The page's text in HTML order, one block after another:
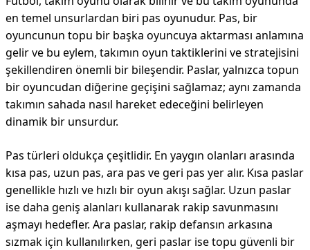
en temel unsurlardan biri pas oyunudur. Pas, bir
oyuncunun topu bir başka oyuncuya aktarması anlamına
gelir ve bu eylem, takımın oyun taktiklerini ve stratejisini
şekillendiren önemli bir bileşendir. Paslar, yalnızca topun
bir oyuncudan diğerine geçişini sağlamaz; aynı zamanda
takımın sahada nasıl hareket edeceğini belirleyen
dinamik bir unsurdur.
Pas türleri oldukça çeşitlidir. En yaygın olanları arasında
kısa pas, uzun pas, ara pas ve geri pas yer alır. Kısa paslar
genellikle hızlı ve hızlı bir oyun akışı sağlar. Uzun paslar
ise daha geniş alanları kullanarak rakip savunmasını
aşmayı hedefler. Ara paslar, rakip defansın arkasına
sızmak için kullanılırken, geri paslar ise topu güvenli bir